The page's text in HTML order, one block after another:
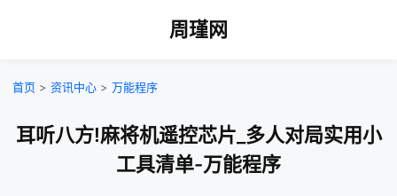
周瑾网
首页 > 资讯中心 > 万能程序
耳听八方!麻将机遥控芯片_多人对局实用小
工具清单-万能程序